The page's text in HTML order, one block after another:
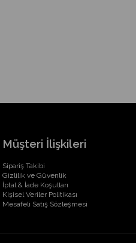
Müşteri İlişkileri
Sipariş Takibi
Gizlilik ve Güvenlik
İptal & İade Koşulları
Kişisel Veriler Politikası
Mesafeli Satış Sözleşmesi